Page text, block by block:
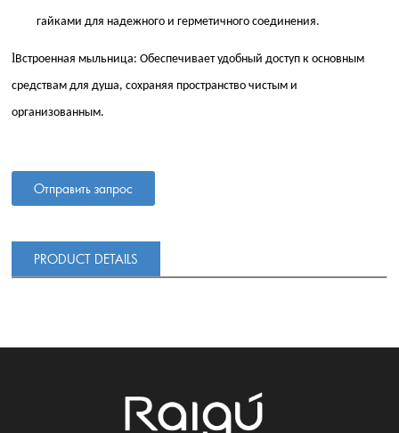
гайками для надежного и герметичного соединения.
lВстроенная мыльница: Обеспечивает удобный доступ к основным
средствам для душа, сохраняя пространство чистым и
организованным.
Отправить запрос
PRODUCT DETAILS